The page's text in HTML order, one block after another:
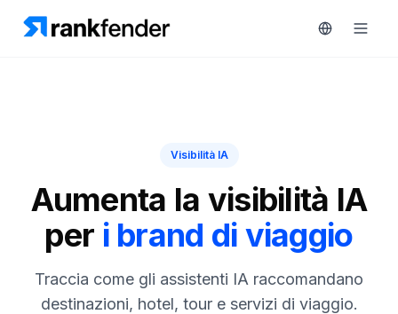
MONITORA
RAIVE
Engine
Soluzioni
Risorse
Strumenti
gratuiti
Visibilità IA
Aumenta la visibilità IA
per i brand di viaggio
Traccia come gli assistenti IA raccomandano
destinazioni, hotel, tour e servizi di viaggio.